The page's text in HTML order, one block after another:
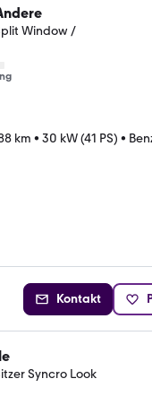
Window /
km • 30 kW (41 PS) •
Kontakt
Syncro Look